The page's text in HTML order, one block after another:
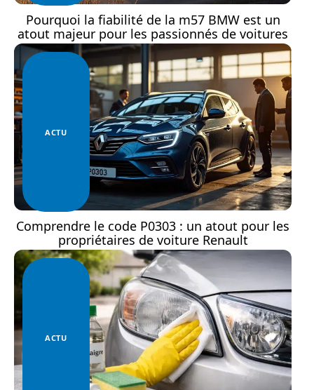
Pourquoi la fiabilité de la m57 BMW est un
atout majeur pour les passionnés de voitures
ACTU
Comprendre le code P0303 : un atout pour les
propriétaires de voiture Renault
ACTU